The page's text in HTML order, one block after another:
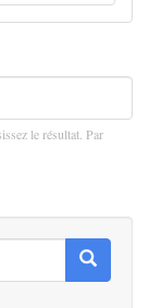
le résultat. Par